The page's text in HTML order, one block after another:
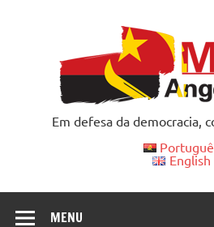
Em defesa da democracia,
English
MENU